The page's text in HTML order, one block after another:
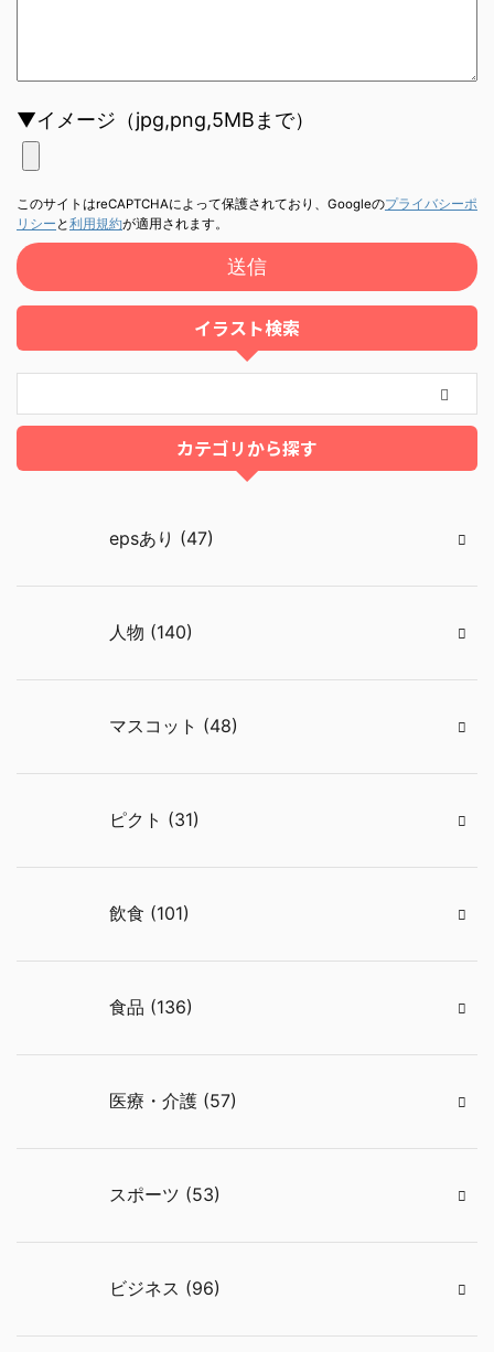
▼イメージ（jpg,png,5MBまで）
このサイトはreCAPTCHAによって保護されており、Googleのプライバシーポ
リシー と利用規約が適用されます。
イラスト検索
カテゴリから探す
epsあり (47)
人物 (140)
マスコット (48)
ピクト (31)
飲食 (101)
食品 (136)
医療・介護 (57)
スポーツ (53)
ビジネス (96)